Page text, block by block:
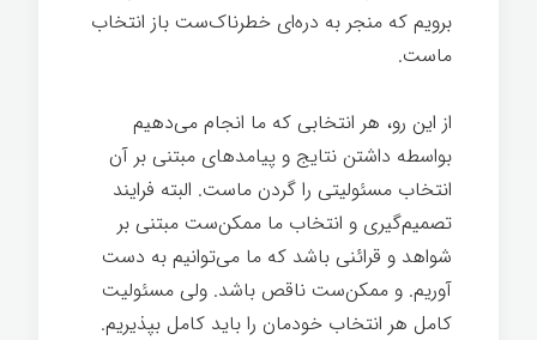
برویم که منجر به دره‌ای خطرناک‌ست باز انتخاب
ماست.
از این رو، هر انتخابی که ما انجام می‌دهیم
بواسطه داشتن نتایج و پیامدهای مبتنی بر آن
انتخاب مسئولیتی را گردن ماست. البته فرایند
تصمیم‌گیری و انتخاب ما ممکن‌ست مبتنی بر
شواهد و قرائنی باشد که ما می‌توانیم به دست
آوریم. و ممکن‌ست ناقص باشد. ولی مسئولیت
کامل هر انتخاب خودمان را باید کامل بپذیریم.